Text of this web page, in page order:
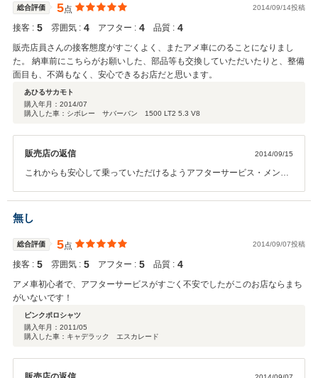
総合評価 5点 2014/09/14投稿
接客 : 5 雰囲気 : 4 アフター : 4 品質 : 4
販売店員さんの接客態度がすごくよく、またアメ車にのることになりまし
た。 納車前にこちらがお願いした、部品等も交換していただいたりと、整備
面目も、不満もなく、安心できるお店だと思います。
あひるサカモト
購入年月： 2014/07
購入した車：シボレー サバーバン 1500 LT2 5.3 V8
販売店の返信 2014/09/15
これからも安心して乗っていただけるようアフターサービス・メンテ
い致します。
無し
総合評価 5点 2014/09/07投稿
接客 : 5 雰囲気 : 5 アフター : 5 品質 : 4
アメ車初心者で、アフターサービスがすごく不安でしたがこのお店ならまち
がいないです！
ピンクポロシャツ
購入年月： 2011/05
購入した車：キャデラック エスカレード